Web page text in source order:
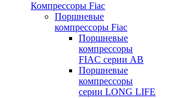
Компрессоры Fiac
Поршневые
компрессоры Fiac
Поршневые
компрессоры
FIAC серии AB
Поршневые
компрессоры
серии LONG LIFE